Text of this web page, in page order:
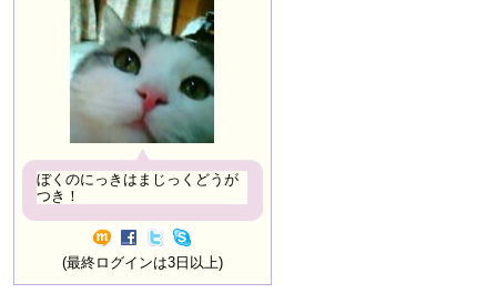
ぼくのにっきはまじっくどうが
つき！
(最終ログインは3日以上)